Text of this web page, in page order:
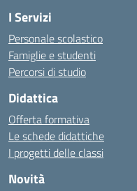
I Servizi
Personale scolastico
Famiglie e studenti
Percorsi di studio
Didattica
Offerta formativa
Le schede didattiche
I progetti delle classi
Novità